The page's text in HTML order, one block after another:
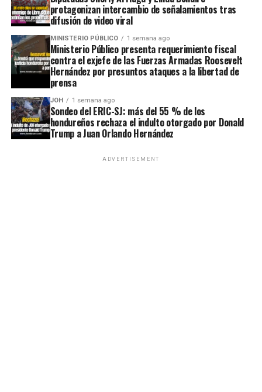
protagonizan intercambio de señalamientos tras
difusión de video viral
MINISTERIO PÚBLICO 1 semana ago
Ministerio Público presenta requerimiento fiscal
contra el exjefe de las Fuerzas Armadas Roosevelt
Hernández por presuntos ataques a la libertad de
prensa
JOH 1 semana ago
Sondeo del ERIC-SJ: más del 55 % de los
hondureños rechaza el indulto otorgado por Donald
Trump a Juan Orlando Hernández
ADVERTISEMENT